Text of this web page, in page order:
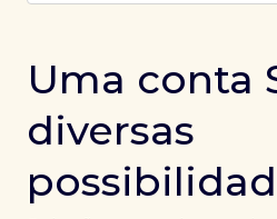
Uma conta
diversas